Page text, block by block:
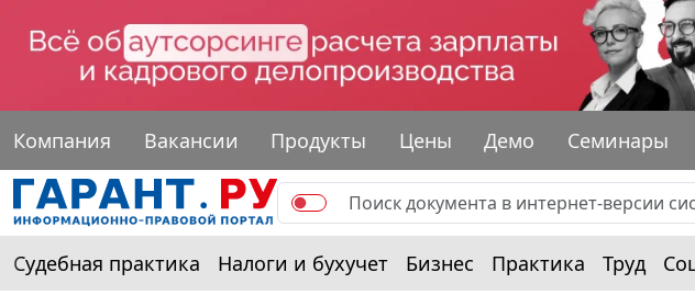
Компания Вакансии Продукты Цены Демо Семинары
Судебная практика Налоги и бухучет Бизнес Практика Труд